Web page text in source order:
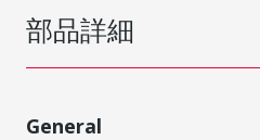
部品詳細
General